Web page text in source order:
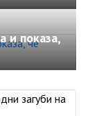
и показа,